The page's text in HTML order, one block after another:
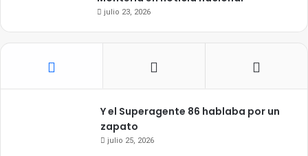
julio 23, 2026
Y el Superagente 86 hablaba por un
zapato
julio 25, 2026